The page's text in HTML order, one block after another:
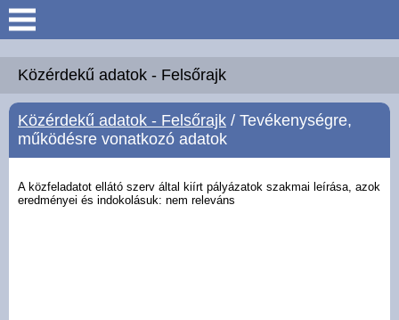
Keresés
Köszöntő
Hírek
Közérdekű adatok - Felsőrajk
Közérdekű adatok - Felsőrajk / Tevékenységre,
működésre vonatkozó adatok
A közfeladatot ellátó szerv által kiírt pályázatok szakmai leírása, azok
eredményei és indokolásuk: nem releváns